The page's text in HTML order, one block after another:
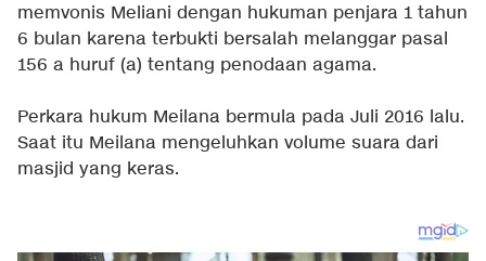
memvonis Meliani dengan hukuman penjara 1 tahun
6 bulan karena terbukti bersalah melanggar pasal
156 a huruf (a) tentang penodaan agama.
Perkara hukum Meilana bermula pada Juli 2016 lalu.
Saat itu Meilana mengeluhkan volume suara dari
masjid yang keras.